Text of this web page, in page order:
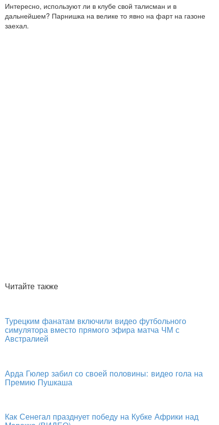
Интересно, используют ли в клубе свой талисман и в
дальнейшем? Парнишка на велике то явно на фарт на газоне
заехал.
Читайте также
Турецким фанатам включили видео футбольного
симулятора вместо прямого эфира матча ЧМ с
Австралией
Арда Гюлер забил со своей половины: видео гола на
Премию Пушкаша
Как Сенегал празднует победу на Кубке Африки над